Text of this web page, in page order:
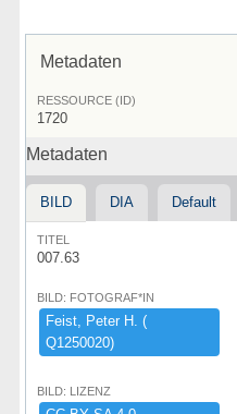
Metadaten
RESSOURCE (ID)
1720
Metadaten
BILD DIA Default
TITEL
007.63
BILD: FOTOGRAF*IN
Feist,​ ​Peter ​H.​ ​(​
Q1250020)​
BILD: LIZENZ